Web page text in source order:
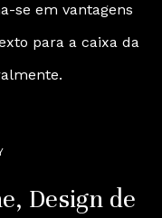
se em vantagens
para a caixa da
Design de